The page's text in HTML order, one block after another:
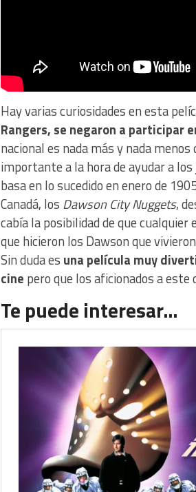
Hay varias curiosidades en esta
Rangers, se negaron a participar
nacional es nada más y nada
importante a la hora de ayudar a
basa en lo sucedido en enero de
Canadá, los Dawson City Nuggets,
cabía la posibilidad de que
que hicieron los Dawson que
Sin duda es una película muy
cine pero que los aficionados a
Te puede interesar…